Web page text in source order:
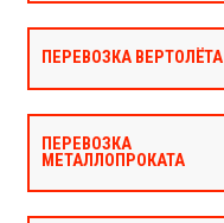
ПЕРЕВОЗКА ВЕРТОЛЁТА
ПЕРЕВОЗКА
МЕТАЛЛОПРОКАТА